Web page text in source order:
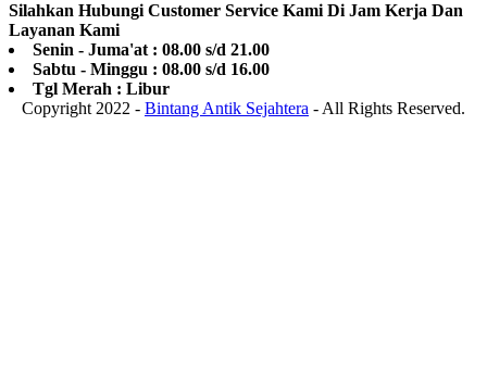
Silahkan Hubungi Customer Service Kami Di Jam Kerja Dan
Layanan Kami
Senin - Juma'at : 08.00 s/d 21.00
Sabtu - Minggu : 08.00 s/d 16.00
Tgl Merah : Libur
Copyright 2022 - Bintang Antik Sejahtera - All Rights Reserved.